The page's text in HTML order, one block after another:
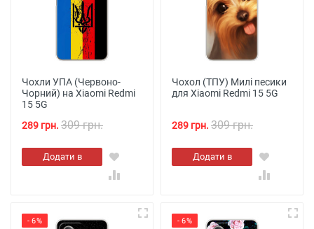
Чохли УПА (Червоно-
Чорний) на Xiaomi Redmi
15 5G
289 грн. 309 грн.
Додати в
кошик
Чохол (ТПУ) Милі песики
для Xiaomi Redmi 15 5G
289 грн. 309 грн.
Додати в
кошик
- 6% - 6%